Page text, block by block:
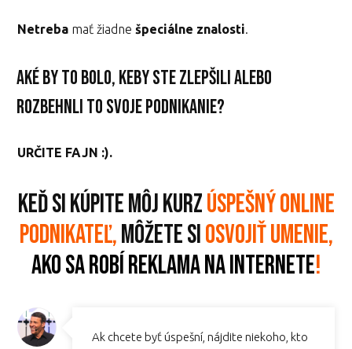
Netreba mať žiadnešpeciálne znalosti.
Aké by to bolo, keby ste zlepšili alebo
rozbehnli to svoje podnikanie?
URČITE FAJN :).
Keď si kúpite môj kurzúspešný online
podnikateľ,môžete siosvojiť umenie,
ako sa robí reklama na internete!
Ak chcete byť úspešní, nájdite niekoho, kto